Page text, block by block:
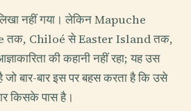
नहीं गया। लेकिन Mapuche
Chiloé से Easter Island तक,
की कहानी नहीं रहा; यह उस
बार-बार इस पर बहस करता है कि उसे
किसके पास है।